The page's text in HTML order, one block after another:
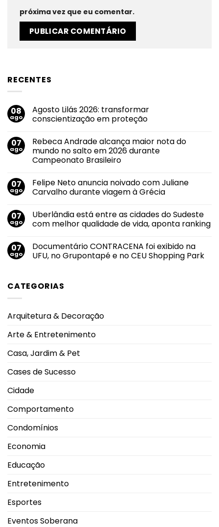
próxima vez que eu comentar.
RECENTES
08
ago
Agosto Lilás 2026: transformar
conscientização em proteção
em
Agosto
Lilás
2026:
transformar
em
proteção
07
ago
Rebeca Andrade alcança maior nota do
mundo no salto em 2026 durante
Campeonato Brasileiro
em
Rebeca
Andrade
nota
do
mundo
em
2026
durante
07
ago
Felipe Neto anuncia noivado com Juliane
Carvalho durante viagem à Grécia
em
Felipe
Neto
com
Juliane
Carvalho
Grécia
07
ago
Uberlândia está entre as cidades do Sudeste
com melhor qualidade de vida, aponta ranking
em
Uberlândia
está
do
Sudeste
de
ranking
07
ago
Documentário CONTRACENA foi exibido na
UFU, no Grupontapé e no CEU Shopping Park
Documentário
CONTRACENA
UFU,
e
Shopping
CATEGORIAS
Arquitetura & Decoração
Arte & Entretenimento
Casa, Jardim & Pet
Cases de Sucesso
Cidade
Comportamento
Condomínios
Economia
Educação
Entretenimento
Esportes
Eventos Soberana